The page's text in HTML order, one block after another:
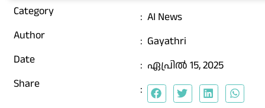
Category : AI News
Author
: Gayathri
Date
: ഏപ്രിൽ 15, 2025
Share
: